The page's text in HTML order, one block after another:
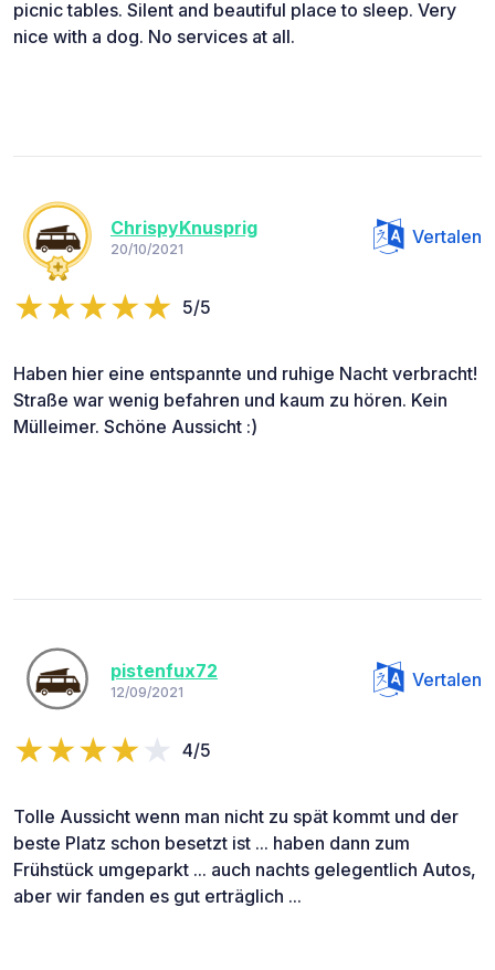
picnic tables. Silent and beautiful place to sleep. Very
nice with a dog. No services at all.
ChrispyKnusprig
20/10/2021
Vertalen
5/5
Haben hier eine entspannte und ruhige Nacht verbracht!
Straße war wenig befahren und kaum zu hören. Kein
Mülleimer. Schöne Aussicht :)
pistenfux72
12/09/2021
Vertalen
4/5
Tolle Aussicht wenn man nicht zu spät kommt und der
beste Platz schon besetzt ist ... haben dann zum
Frühstück umgeparkt ... auch nachts gelegentlich Autos,
aber wir fanden es gut erträglich ...